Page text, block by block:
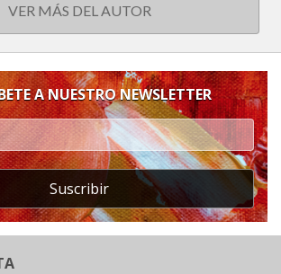
VER MÁS DEL AUTOR
A NUESTRO NEWSLETTER
Suscribir